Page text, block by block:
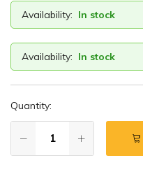
Availability: In stock
Availability: In stock
Quantity: